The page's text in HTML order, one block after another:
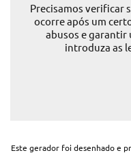
Precisamos verificar
ocorre após um
abusos e garantir
introduza as
Este gerador foi desenhado e